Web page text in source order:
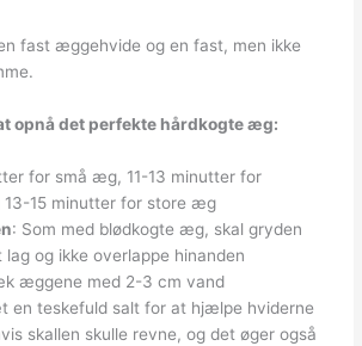
fast æggehvide og en fast, men ikke
opnå det perfekte hårdkogte æg:
for små æg, 11-13 minutter for
15 minutter for store æg
: Som med blødkogte æg, skal gryden
og ikke overlappe hinanden
æggene med 2-3 cm vand
en teskefuld salt for at hjælpe hviderne
skallen skulle revne, og det øger også